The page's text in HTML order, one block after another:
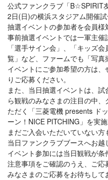
公式ファンクラブ「B☆SPIRIT
2日(日)の横浜スタジアム開催
抽選イベントの参加者を会員様
事前抽選イベントでは一軍主催
「選手サイン会」、「キッズ
覧」など、ファームでも「写真
イベントにご参加希望の方は
りご応募ください。
また、当日抽選イベントは、
ら観戦のみなさまの注目の中
ただく「三菱電機 presents ド
ーン！NICE PITCHING」を実施
まだご入会いただいていない
当日ファンクラブブースへお越
イベント参加には当日観戦が
注意事項をご確認のうえ、ご応
みなさまのご応募をお待ちして